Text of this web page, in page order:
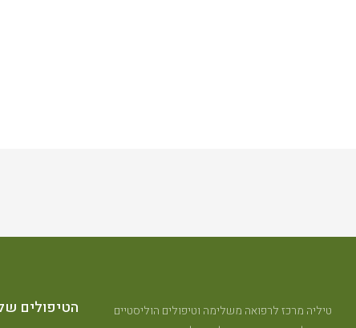
טיליה מרכז לרפואה משלימה וטיפולים הוליסטיים
הטיפולים